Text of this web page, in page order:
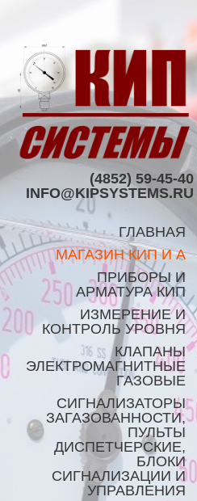
(4852) 59-45-40
INFO@KIPSYSTEMS.RU
ГЛАВНАЯ
МАГАЗИН КИП И А
ПРИБОРЫ И
АРМАТУРА КИП
ИЗМЕРЕНИЕ И
КОНТРОЛЬ УРОВНЯ
КЛАПАНЫ
ЭЛЕКТРОМАГНИТНЫЕ
ГАЗОВЫЕ
СИГНАЛИЗАТОРЫ
ЗАГАЗОВАННОСТИ,
ПУЛЬТЫ
ДИСПЕТЧЕРСКИЕ,
БЛОКИ
СИГНАЛИЗАЦИИ И
УПРАВЛЕНИЯ